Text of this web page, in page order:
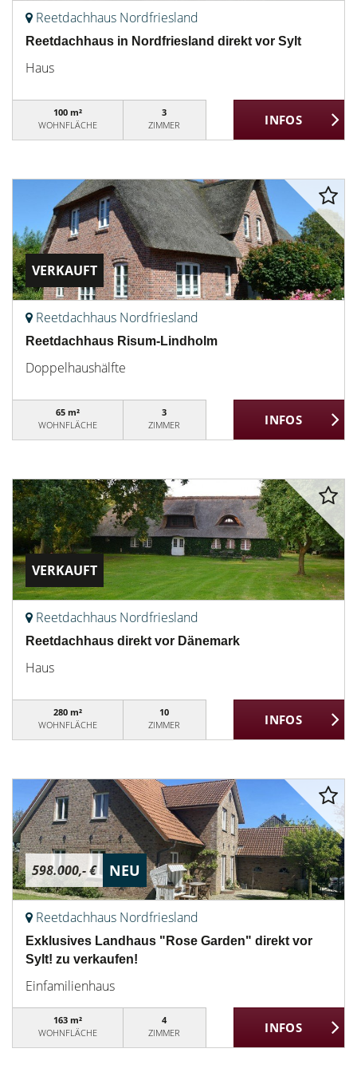
Reetdachhaus Nordfriesland
Reetdachhaus in Nordfriesland direkt vor Sylt
Haus
100 m²
WOHNFLÄCHE
3
ZIMMER
VERKAUFT
Reetdachhaus Nordfriesland
Reetdachhaus Risum-Lindholm
Doppelhaushälfte
65 m²
WOHNFLÄCHE
3
ZIMMER
VERKAUFT
Reetdachhaus Nordfriesland
Reetdachhaus direkt vor Dänemark
Haus
280 m²
WOHNFLÄCHE
10
ZIMMER
598.000,- € NEU
Reetdachhaus Nordfriesland
Exklusives Landhaus "Rose Garden" direkt vor
Sylt! zu verkaufen!
Einfamilienhaus
163 m²
WOHNFLÄCHE
4
ZIMMER